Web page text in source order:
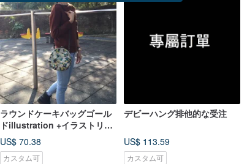
ラウンドケーキバッグゴール
ドillustration +イラストリト
ルモンスター-2色+
US$ 70.38
カスタム可
デビーハング排他的な受注
US$ 113.59
カスタム可